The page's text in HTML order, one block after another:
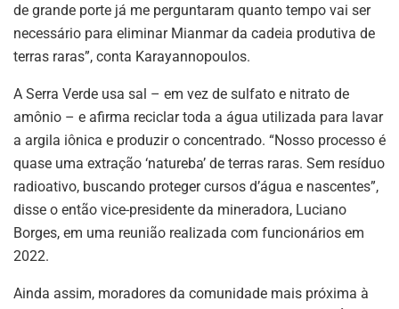
de grande porte já me perguntaram quanto tempo vai ser
necessário para eliminar Mianmar da cadeia produtiva de
terras raras”, conta Karayannopoulos.
A Serra Verde usa sal – em vez de sulfato e nitrato de
amônio – e afirma reciclar toda a água utilizada para lavar
a argila iônica e produzir o concentrado. “Nosso processo é
quase uma extração ‘natureba’ de terras raras. Sem resíduo
radioativo, buscando proteger cursos d’água e nascentes”,
disse o então vice-presidente da mineradora, Luciano
Borges, em uma reunião realizada com funcionários em
2022.
Ainda assim, moradores da comunidade mais próxima à